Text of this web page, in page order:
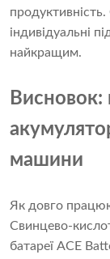
індивідуальні
найкращим.
Висновок:
машини
Як довго
Свинцево-
батареї ACE